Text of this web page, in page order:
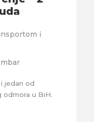
i
jedan od
odmora u BiH.